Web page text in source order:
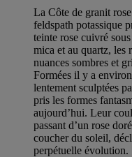
La Côte de granit
feldspath potassique
teinte rose cuivré
mica et au quartz, les
nuances sombres et
Formées il y a
lentement sculptées
pris les formes
aujourd’hui. Leur
passant d’un rose
coucher du soleil,
perpétuelle évolution.